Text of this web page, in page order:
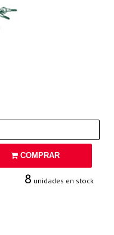
COMPRAR
8 unidades en stock